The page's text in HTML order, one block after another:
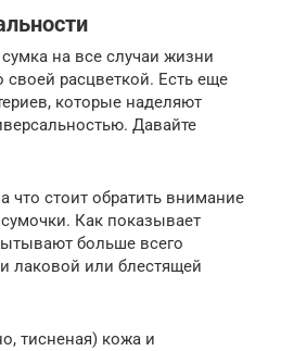
на все случаи жизни
своей расцветкой. Есть еще
которые наделяют
Давайте
что стоит обратить внимание
Как показывает
больше всего
лаковой или блестящей
тисненая) кожа и